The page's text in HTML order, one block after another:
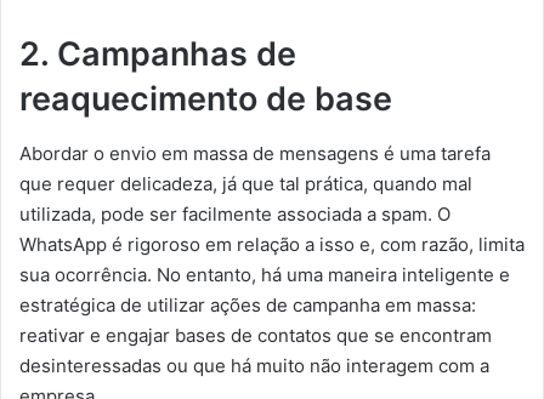
2. Campanhas de
reaquecimento de base
Abordar o envio em massa de mensagens é uma tarefa
que requer delicadeza, já que tal prática, quando mal
utilizada, pode ser facilmente associada a spam. O
WhatsApp é rigoroso em relação a isso e, com razão, limita
sua ocorrência. No entanto, há uma maneira inteligente e
estratégica de utilizar ações de campanha em massa:
reativar e engajar bases de contatos que se encontram
desinteressadas ou que há muito não interagem com a